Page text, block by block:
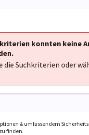
konnten keine
die Suchkriterien oder
& umfassendem
finden.